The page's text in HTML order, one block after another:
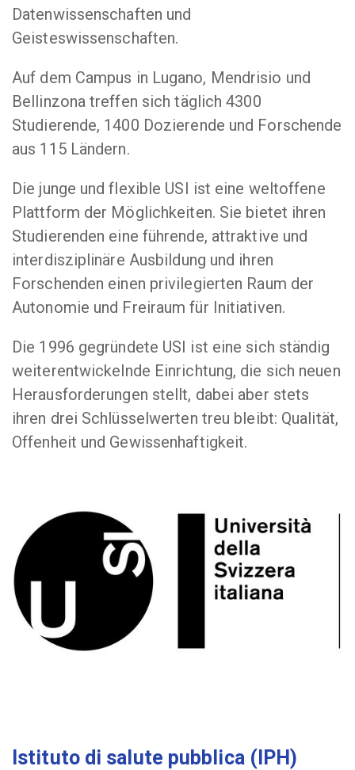
Datenwissenschaften und
Geisteswissenschaften.
Auf dem Campus in Lugano, Mendrisio und
Bellinzona treffen sich täglich 4300
Studierende, 1400 Dozierende und Forschende
aus 115 Ländern.
Die junge und flexible USI ist eine weltoffene
Plattform der Möglichkeiten. Sie bietet ihren
Studierenden eine führende, attraktive und
interdisziplinäre Ausbildung und ihren
Forschenden einen privilegierten Raum der
Autonomie und Freiraum für Initiativen.
Die 1996 gegründete USI ist eine sich ständig
weiterentwickelnde Einrichtung, die sich neuen
Herausforderungen stellt, dabei aber stets
ihren drei Schlüsselwerten treu bleibt: Qualität,
Offenheit und Gewissenhaftigkeit.
Istituto di salute pubblica (IPH)